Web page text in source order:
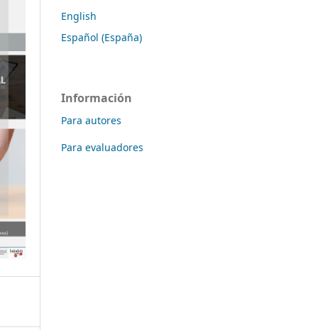
English
Español (España)
Información
Para autores
Para evaluadores